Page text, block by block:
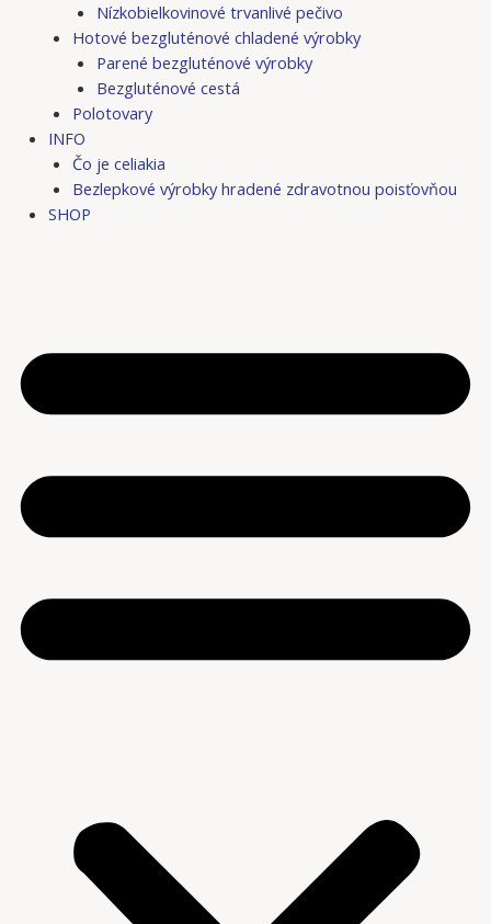
Nízkobielkovinové trvanlivé pečivo
Hotové bezgluténové chladené výrobky
Parené bezgluténové výrobky
Bezgluténové cestá
Polotovary
INFO
Čo je celiakia
Bezlepkové výrobky hradené zdravotnou poisťovňou
SHOP